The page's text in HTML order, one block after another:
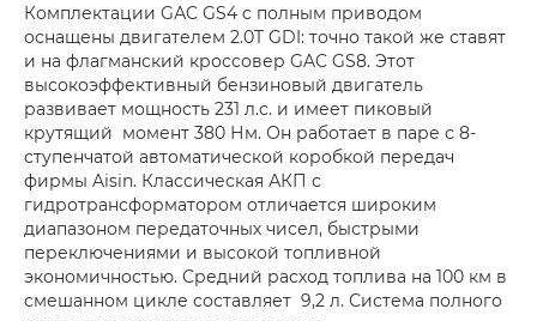
Комплектации GАC GS4 c полным приводом
оснащены двигателем 2.0T GDI: точно такой же ставят
и на флагманский кроссовер GAC GS8. Этот
высокоэффективный бензиновый двигатель
развивает мощность 231 л.с. и имеет пиковый
крутящий момент 380 Нм. Он работает в паре с 8-
ступенчатой автоматической коробкой передач
фирмы Aisin. Классическая АКП с
гидротрансформатором отличается широким
диапазоном передаточных чисел, быстрыми
переключениями и высокой топливной
экономичностью. Средний расход топлива на 100 км в
смешанном цикле составляет 9,2 л. Система полного